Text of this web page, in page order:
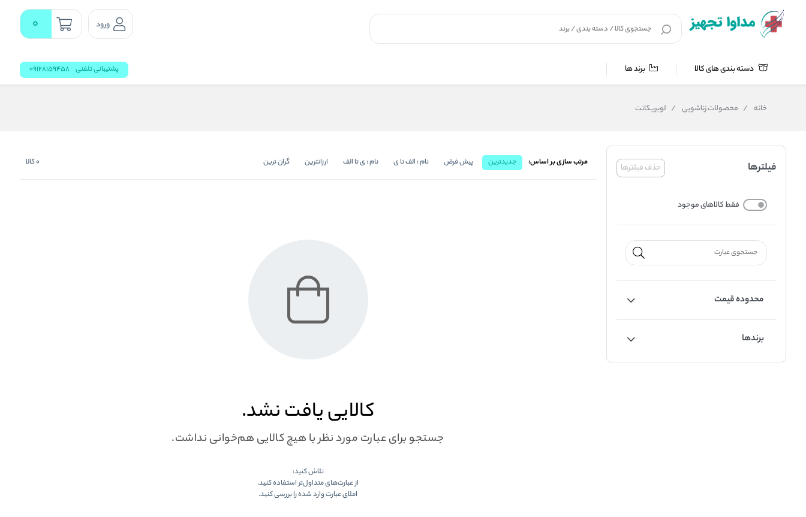
ورود 0
دسته بندی های کالا برند ها پشتیبانی تلفنی 09128159458
خانه / محصولات زناشویی / لوبریکانت
حذف فیلترها فیلترها
فقط کالاهای موجود
محدوده قیمت
برندها
مرتب سازی بر اساس: جدیدترین پیش فرض نام : الف تا ی نام : ی تا الف ارزانترین گران ترین 0کالا
کالایی یافت نشد.
جستجو برای عبارت مورد نظر با هیچ کالایی هم‌خوانی نداشت.
تلاش کنید:
از عبارت‌های متداول‌تر استفاده کنید.
املای عبارت وارد شده را بررسی کنید.